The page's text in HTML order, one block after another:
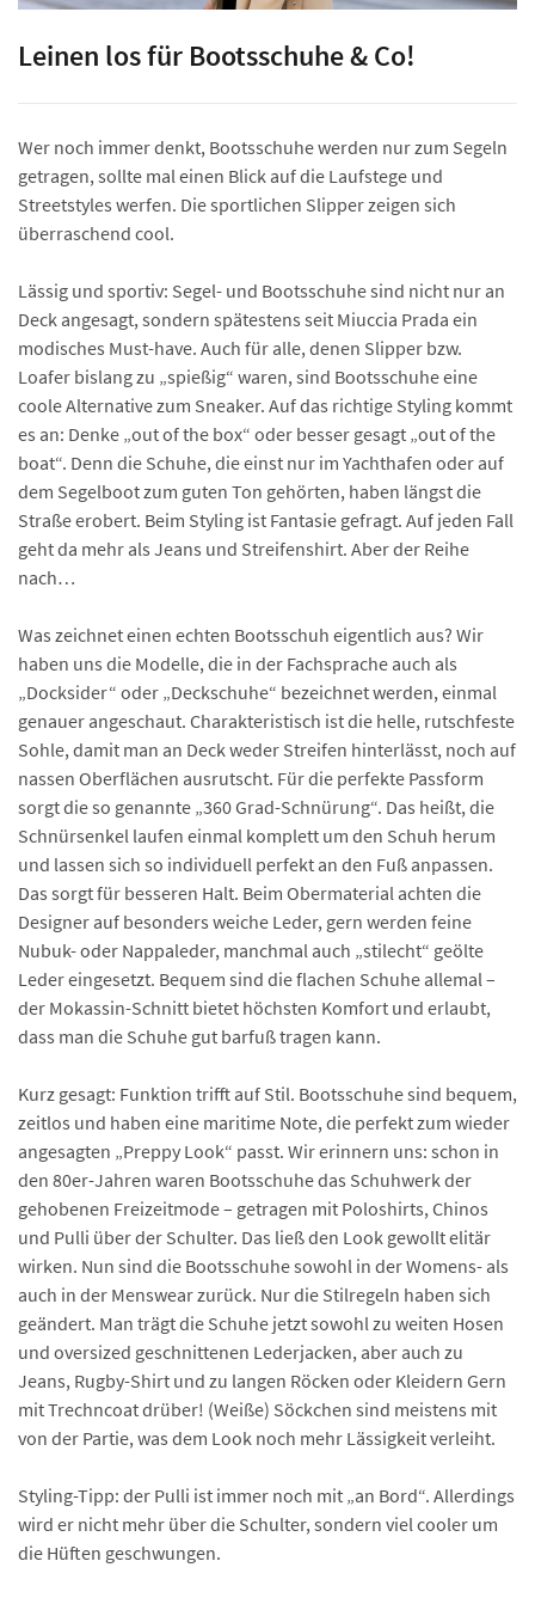
Leinen los für Bootsschuhe & Co!
Wer noch immer denkt, Bootsschuhe werden nur zum Segeln
getragen, sollte mal einen Blick auf die Laufstege und
Streetstyles werfen. Die sportlichen Slipper zeigen sich
überraschend cool.
Lässig und sportiv: Segel- und Bootsschuhe sind nicht nur an
Deck angesagt, sondern spätestens seit Miuccia Prada ein
modisches Must-have. Auch für alle, denen Slipper bzw.
Loafer bislang zu „spießig“ waren, sind Bootsschuhe eine
coole Alternative zum Sneaker. Auf das richtige Styling kommt
es an: Denke „out of the box“ oder besser gesagt „out of the
boat“. Denn die Schuhe, die einst nur im Yachthafen oder auf
dem Segelboot zum guten Ton gehörten, haben längst die
Straße erobert. Beim Styling ist Fantasie gefragt. Auf jeden Fall
geht da mehr als Jeans und Streifenshirt. Aber der Reihe
nach…
Was zeichnet einen echten Bootsschuh eigentlich aus? Wir
haben uns die Modelle, die in der Fachsprache auch als
„Docksider“ oder „Deckschuhe“ bezeichnet werden, einmal
genauer angeschaut. Charakteristisch ist die helle, rutschfeste
Sohle, damit man an Deck weder Streifen hinterlässt, noch auf
nassen Oberflächen ausrutscht. Für die perfekte Passform
sorgt die so genannte „360 Grad-Schnürung“. Das heißt, die
Schnürsenkel laufen einmal komplett um den Schuh herum
und lassen sich so individuell perfekt an den Fuß anpassen.
Das sorgt für besseren Halt. Beim Obermaterial achten die
Designer auf besonders weiche Leder, gern werden feine
Nubuk- oder Nappaleder, manchmal auch „stilecht“ geölte
Leder eingesetzt. Bequem sind die flachen Schuhe allemal –
der Mokassin-Schnitt bietet höchsten Komfort und erlaubt,
dass man die Schuhe gut barfuß tragen kann.
Kurz gesagt: Funktion trifft auf Stil. Bootsschuhe sind bequem,
zeitlos und haben eine maritime Note, die perfekt zum wieder
angesagten „Preppy Look“ passt. Wir erinnern uns: schon in
den 80er-Jahren waren Bootsschuhe das Schuhwerk der
gehobenen Freizeitmode – getragen mit Poloshirts, Chinos
und Pulli über der Schulter. Das ließ den Look gewollt elitär
wirken. Nun sind die Bootsschuhe sowohl in der Womens- als
auch in der Menswear zurück. Nur die Stilregeln haben sich
geändert. Man trägt die Schuhe jetzt sowohl zu weiten Hosen
und oversized geschnittenen Lederjacken, aber auch zu
Jeans, Rugby-Shirt und zu langen Röcken oder Kleidern Gern
mit Trechncoat drüber! (Weiße) Söckchen sind meistens mit
von der Partie, was dem Look noch mehr Lässigkeit verleiht.
Styling-Tipp: der Pulli ist immer noch mit „an Bord“. Allerdings
wird er nicht mehr über die Schulter, sondern viel cooler um
die Hüften geschwungen.